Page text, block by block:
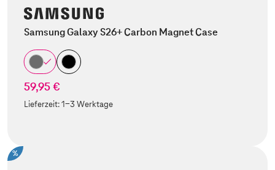
Samsung Galaxy S26+ Carbon Magnet Case
59,95 €
Lieferzeit:1-3 Werktage
%